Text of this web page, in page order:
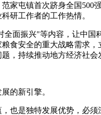
家屯镇首次跻身全国
研工作者的工作热情。
面振兴"等内容，让中
食安全的重大战略需求
，持续推动地方经济社会
的新引擎。
也是独特发展优势，必